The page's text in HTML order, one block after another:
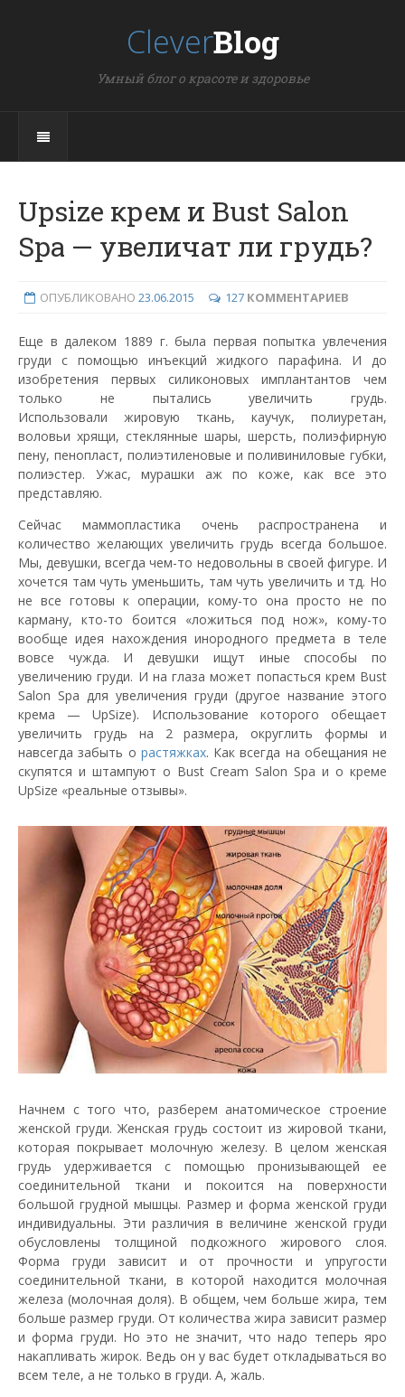
CleverBlog
Умный блог о красоте и здоровье
Upsize крем и Bust Salon
Spa — увеличат ли грудь?
ОПУБЛИКОВАНО 23.06.2015 127 КОММЕНТАРИЕВ
Еще в далеком 1889 г. была первая попытка увлечения
груди с помощью инъекций жидкого парафина. И до
изобретения первых силиконовых имплантантов чем
только не пытались увеличить грудь.
Использовали жировую ткань, каучук, полиуретан,
воловьи хрящи, стеклянные шары, шерсть, полиэфирную
пену, пенопласт, полиэтиленовые и поливиниловые губки,
полиэстер. Ужас, мурашки аж по коже, как все это
представляю.
Сейчас маммопластика очень распространена и
количество желающих увеличить грудь всегда большое.
Мы, девушки, всегда чем-то недовольны в своей фигуре. И
хочется там чуть уменьшить, там чуть увеличить и тд. Но
не все готовы к операции, кому-то она просто не по
карману, кто-то боится «ложиться под нож», кому-то
вообще идея нахождения инородного предмета в теле
вовсе чужда. И девушки ищут иные способы по
увеличению груди. И на глаза может попасться крем Bust
Salon Spa для увеличения груди (другое название этого
крема — UpSize). Использование которого обещает
увеличить грудь на 2 размера, округлить формы и
навсегда забыть о растяжках. Как всегда на обещания не
скупятся и штампуют о Bust Cream Salon Spa и о креме
UpSize «реальные отзывы».
Начнем с того что, разберем анатомическое строение
женской груди. Женская грудь состоит из жировой ткани,
которая покрывает молочную железу. В целом женская
грудь удерживается с помощью пронизывающей ее
соединительной ткани и покоится на поверхности
большой грудной мышцы. Размер и форма женской груди
индивидуальны. Эти различия в величине женской груди
обусловлены толщиной подкожного жирового слоя.
Форма груди зависит и от прочности и упругости
соединительной ткани, в которой находится молочная
железа (молочная доля). В общем, чем больше жира, тем
больше размер груди. От количества жира зависит размер
и форма груди. Но это не значит, что надо теперь яро
накапливать жирок. Ведь он у вас будет откладываться во
всем теле, а не только в груди. А, жаль.